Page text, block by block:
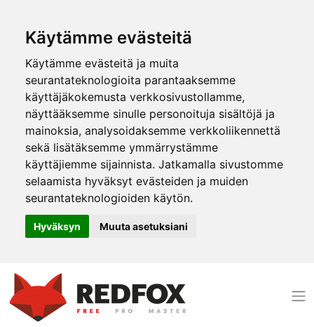
Käytämme evästeitä
Käytämme evästeitä ja muita
seurantateknologioita parantaaksemme
käyttäjäkokemusta verkkosivustollamme,
näyttääksemme sinulle personoituja sisältöjä ja
mainoksia, analysoidaksemme verkkoliikennettä
sekä lisätäksemme ymmärrystämme
käyttäjiemme sijainnista. Jatkamalla sivustomme
selaamista hyväksyt evästeiden ja muiden
seurantateknologioiden käytön.
Hyväksyn Muuta asetuksiani